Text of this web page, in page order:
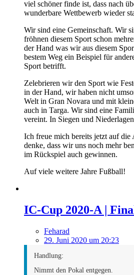
viel schöner finde ist, dass nach
wunderbare Wettbewerb wieder
Wir sind eine Gemeinschaft. Wir
fröhnen diesem Sport schon
der Hand was wir aus diesem
bestem Weg ein Beispiel für
Sport betrifft.
Zelebrieren wir den Sport wie
in der Hand, wir haben nicht
Welt in Gran Novara und mit
auch in Targa. Wir sind eine
vereint. In Siegen und
Ich freue mich bereits jetzt auf
denke, dass wir uns noch mehr
im Rückspiel auch gewinnen.
Auf viele weitere Jahre Fußball!
IC-Cup 2020-A |
Feharad
29. Juni 2020 um 20:23
Handlung:
Nimmt den Pokal entgegen.